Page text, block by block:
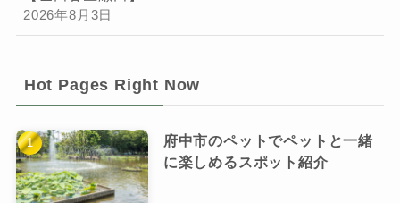
2026年8月3日
Hot Pages Right Now
府中市のペットでペットと一緒
に楽しめるスポット紹介